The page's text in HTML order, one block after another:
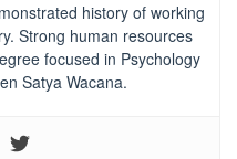
history of working
Strong human resources
focused in Psychology
Satya Wacana.